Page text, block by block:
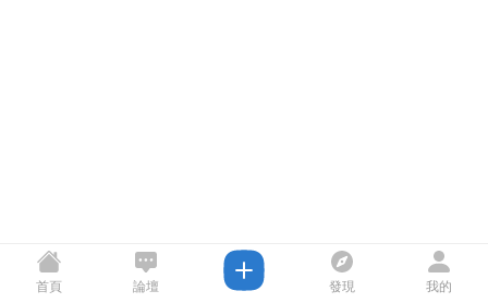
首頁 論壇 發現 我的